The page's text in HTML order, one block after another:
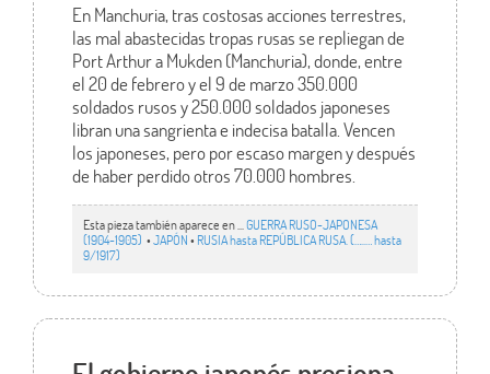
En Manchuria, tras costosas acciones terrestres,
las mal abastecidas tropas rusas se repliegan de
Port Arthur a Mukden (Manchuria), donde, entre
el 20 de febrero y el 9 de marzo 350.000
soldados rusos y 250.000 soldados japoneses
libran una sangrienta e indecisa batalla. Vencen
los japoneses, pero por escaso margen y después
de haber perdido otros 70.000 hombres.
Esta pieza también aparece en ... GUERRA RUSO-JAPONESA
(1904-1905) •JAPÓN• RUSIA hasta REPÚBLICA RUSA. (…..… hasta
9/1917)